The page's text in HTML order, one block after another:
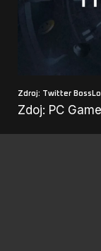
Zdroj: Twitter
Zdoj: PC